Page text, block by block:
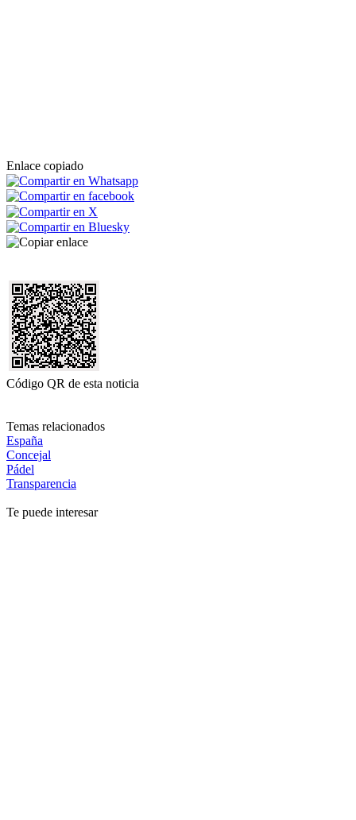
Enlace copiado
Código QR de esta noticia
Temas relacionados
España
Concejal
Pádel
Transparencia
Te puede interesar